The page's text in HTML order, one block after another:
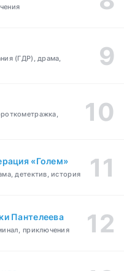
(ГДР), драма,
«Голем»
детектив, история
Пантелеева
приключения